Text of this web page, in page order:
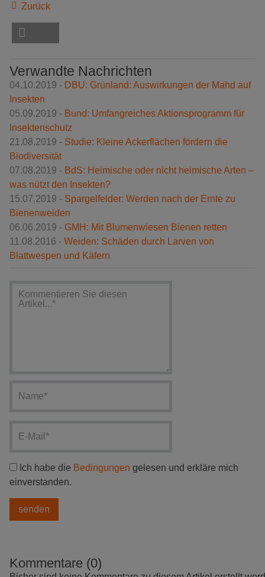
Zurück
Verwandte Nachrichten
04.10.2019 - DBU: Grünland: Auswirkungen der Mahd auf
Insekten
05.09.2019 - Bund: Umfangreiches Aktionsprogramm für
Insektenschutz
21.08.2019 - Studie: Kleine Ackerflächen fördern die
Biodiversität
07.08.2019 - BdS: Heimische oder nicht heimische Arten –
was nützt den Insekten?
15.07.2019 - Spargelfelder: Werden nach der Ernte zu
Bienenweiden
06.06.2019 - GMH: Mit Blumenwiesen Bienen retten
11.08.2016 - Weiden: Schäden durch Larven von
Blattwespen und Käfern
Ich habe die Bedingungen gelesen und erkläre mich
einverstanden.
Kommentare (0)